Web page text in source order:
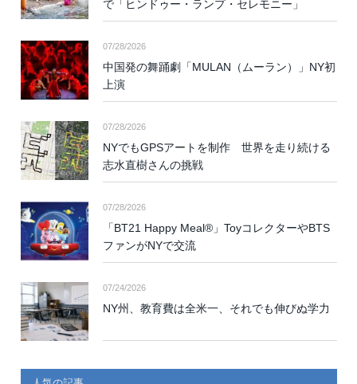
で「ヒンドゥー・ランプ・セレモニー」
07/28/2026
中国発の舞踊劇「MULAN（ムーラン）」NY初
上演
07/28/2026
NYでもGPSアートを制作 世界を走り続ける
志水直樹さんの挑戦
07/28/2026
「BT21 Happy Meal®」ToyコレクターやBTS
ファンがNYで交流
07/24/2026
NY州、教育費は全米一、それでも伸びぬ学力